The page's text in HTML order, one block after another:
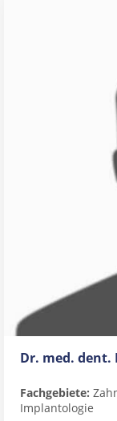
Dr. med. dent.
Fachgebiete:
Implantologie